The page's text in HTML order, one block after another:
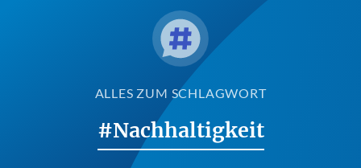
ALLES ZUM SCHLAGWORT
#Nachhaltigkeit